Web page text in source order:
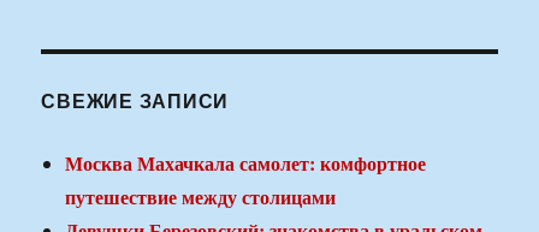
СВЕЖИЕ ЗАПИСИ
Москва Махачкала самолет: комфортное
путешествие между столицами